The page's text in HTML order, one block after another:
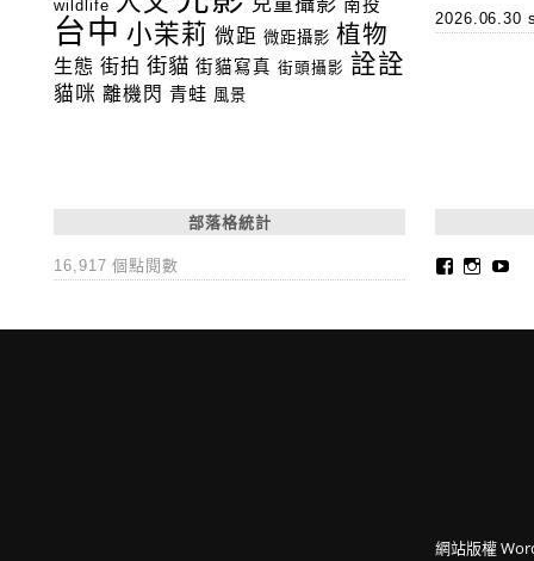
wildlife 兒童攝影 南投
台中 小茉莉 微距 微距攝影 植物
生態 街拍 街貓 街貓寫真 街頭攝影 詮詮
貓咪 離機閃 青蛙 風景
2026.06.30
部落格統計
16,917 個點閱數
網站版權